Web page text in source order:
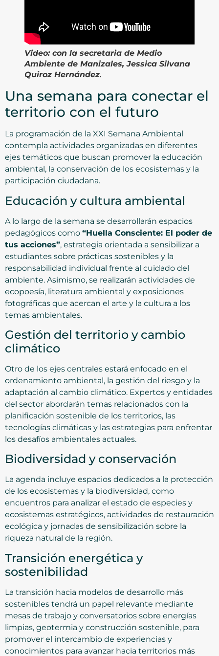
Video:con la secretaria de Medio
Ambiente de Manizales, Jessica Silvana
Quiroz Hernández.
Una semana para conectar el
territorio con el futuro
La programación de la XXI Semana Ambiental
contempla actividades organizadas en diferentes
ejes temáticos que buscan promover la educación
ambiental, la conservación de los ecosistemas y la
participación ciudadana.
Educación y cultura ambiental
A lo largo de la semana se desarrollarán espacios
pedagógicos como “Huella Consciente: El poder de
tus acciones”, estrategia orientada a sensibilizar a
estudiantes sobre prácticas sostenibles y la
responsabilidad individual frente al cuidado del
ambiente. Asimismo, se realizarán actividades de
ecopoesía, literatura ambiental y exposiciones
fotográficas que acercan el arte y la cultura a los
temas ambientales.
Gestión del territorio y cambio
climático
Otro de los ejes centrales estará enfocado en el
ordenamiento ambiental, la gestión del riesgo y la
adaptación al cambio climático. Expertos y entidades
del sector abordarán temas relacionados con la
planificación sostenible de los territorios, las
tecnologías climáticas y las estrategias para enfrentar
los desafíos ambientales actuales.
Biodiversidad y conservación
La agenda incluye espacios dedicados a la protección
de los ecosistemas y la biodiversidad, como
encuentros para analizar el estado de especies y
ecosistemas estratégicos, actividades de restauración
ecológica y jornadas de sensibilización sobre la
riqueza natural de la región.
Transición energética y
sostenibilidad
La transición hacia modelos de desarrollo más
sostenibles tendrá un papel relevante mediante
mesas de trabajo y conversatorios sobre energías
limpias, geotermia y construcción sostenible, para
promover el intercambio de experiencias y
conocimientos para avanzar hacia territorios más